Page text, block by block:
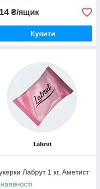
₴/ящик
Купити
Лабрут 1 кг, Аметист